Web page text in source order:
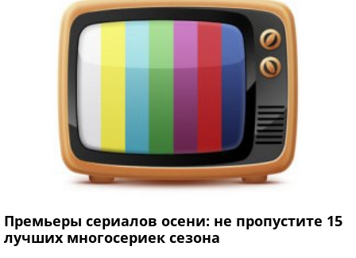
Премьеры сериалов осени: не пропустите 15
лучших многосериек сезона